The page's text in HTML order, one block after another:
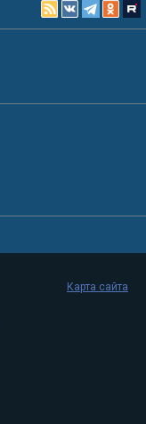
Карта сайта